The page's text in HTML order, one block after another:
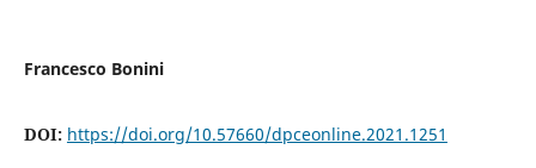
Francesco Bonini
DOI: https://doi.org/10.57660/dpceonline.2021.1251